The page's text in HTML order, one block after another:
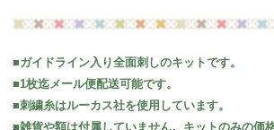
■ガイドライン入り全面刺しのキットです。
■1枚迄メール便配送可能です。
■刺繍糸はルーカス社を使用しています。
■雑貨や額は付属していません。キットのみの価格